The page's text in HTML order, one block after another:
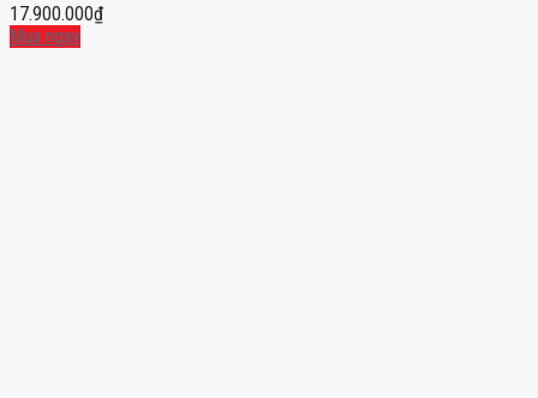
17.900.000₫
Mua ngay